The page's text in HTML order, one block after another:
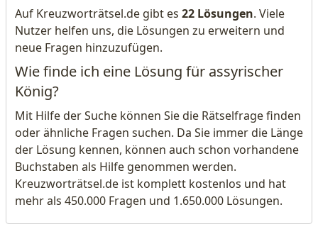
Auf Kreuzworträtsel.de gibt es 22 Lösungen. Viele
Nutzer helfen uns, die Lösungen zu erweitern und
neue Fragen hinzuzufügen.
Wie finde ich eine Lösung für assyrischer
König?
Mit Hilfe der Suche können Sie die Rätselfrage finden
oder ähnliche Fragen suchen. Da Sie immer die Länge
der Lösung kennen, können auch schon vorhandene
Buchstaben als Hilfe genommen werden.
Kreuzworträtsel.de ist komplett kostenlos und hat
mehr als 450.000 Fragen und 1.650.000 Lösungen.